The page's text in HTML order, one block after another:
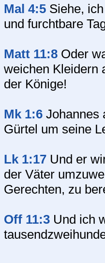
Mal 4:5 Siehe,
und furchtbare
Matt 11:8 Oder
weichen Kleidern
der Könige!
Mk 1:6 Johannes
Gürtel um seine
Lk 1:17 Und er
der Väter
Gerechten, zu
Off 11:3 Und ich